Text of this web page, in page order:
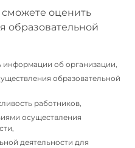
оценить
образовательной
информации об организации,
образовательной
работников,
осуществления
деятельности для